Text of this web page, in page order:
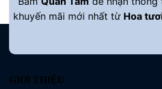
khuyến mãi mới nhất từ Hoa
GIỚI THIỆU